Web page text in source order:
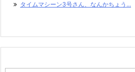
タイムマシーン3号さん、なんかちょう...